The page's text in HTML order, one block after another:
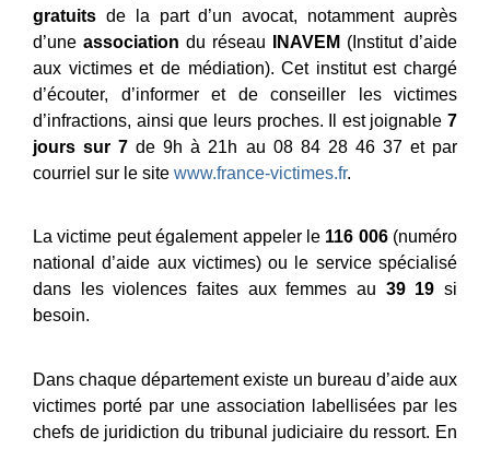
gratuits de la part d’un avocat, notamment auprès
d’une association du réseau INAVEM (Institut d’aide
aux victimes et de médiation). Cet institut est chargé
d’écouter, d’informer et de conseiller les victimes
d’infractions, ainsi que leurs proches. Il est joignable 7
jours sur 7 de 9h à 21h au 08 84 28 46 37 et par
courriel sur le site www.france-victimes.fr.
La victime peut également appeler le 116 006(numéro
national d’aide aux victimes) ou le service spécialisé
dans les violences faites aux femmes au 39 19 si
besoin.
Dans chaque département existe un bureau d’aide aux
victimes porté par une association labellisées par les
chefs de juridiction du tribunal judiciaire du ressort. En